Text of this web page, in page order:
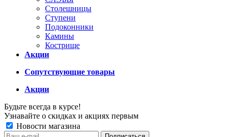
Столешницы
Ступени
Подоконники
Камины
Кострище
Акции
Сопутствующие товары
Акции
Будьте всегда в курсе!
Узнавайте о скидках и акциях первым
Новости магазина